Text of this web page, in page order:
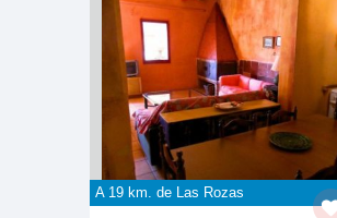
A 19 km. de Las Rozas